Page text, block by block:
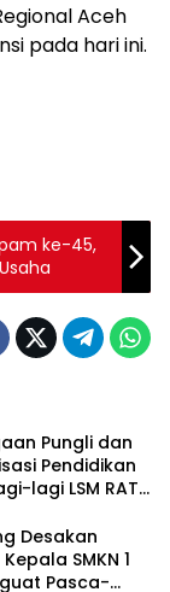
Aceh
pada hari ini.
ke-45,
Pungli dan
Pendidikan
lagi LSM RATU
Aksi Damai
Surabaya
Desakan
SMKN 1
Pasca-